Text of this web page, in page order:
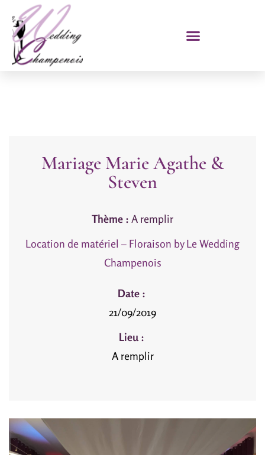
Mariage Marie Agathe &
Steven
Thème : A remplir
Location de matériel – Floraison by Le Wedding
Champenois
Date :
21/09/2019
Lieu :
A remplir